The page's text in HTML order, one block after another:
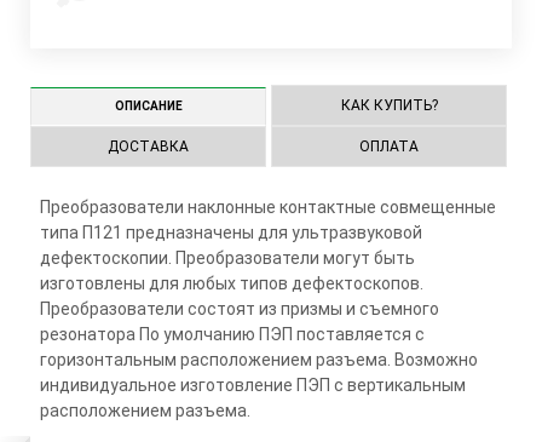
ОПИСАНИЕ КАК КУПИТЬ?
ДОСТАВКА ОПЛАТА
Преобразователи наклонные контактные совмещенные
типа П121 предназначены для ультразвуковой
дефектоскопии. Преобразователи могут быть
изготовлены для любых типов дефектоскопов.
Преобразователи состоят из призмы и съемного
резонатора По умолчанию ПЭП поставляется с
горизонтальным расположением разъема. Возможно
индивидуальное изготовление ПЭП с вертикальным
расположением разъема.